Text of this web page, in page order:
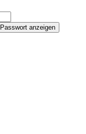
Passwort anzeigen